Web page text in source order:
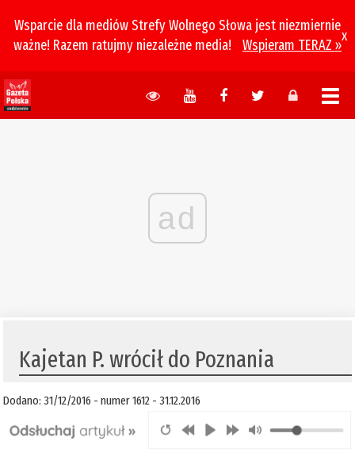
Wsparcie dla mediów Strefy Wolnego Słowa jest niezmiernie
ważne! Razem ratujmy niezależne media!
Wspieram TERAZ »
x
ad
Kajetan P. wrócił do Poznania
Dodano: 31/12/2016 - numer 1612 - 31.12.2016